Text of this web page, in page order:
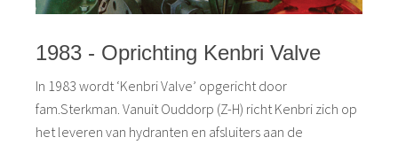
1983 - Oprichting Kenbri Valve
In 1983 wordt ‘Kenbri Valve’ opgericht door
fam.Sterkman. Vanuit Ouddorp (Z-H) richt Kenbri zich op
het leveren van hydranten en afsluiters aan de